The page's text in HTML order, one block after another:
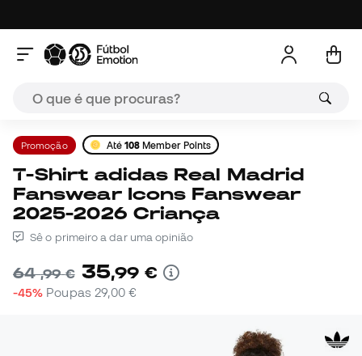
Promoção Até 108 Member Points
T-Shirt adidas Real Madrid
Fanswear Icons Fanswear
2025-2026 Criança
Sê o primeiro a dar uma opinião
64,99 € 35,99 €
-45% Poupas 29,00 €